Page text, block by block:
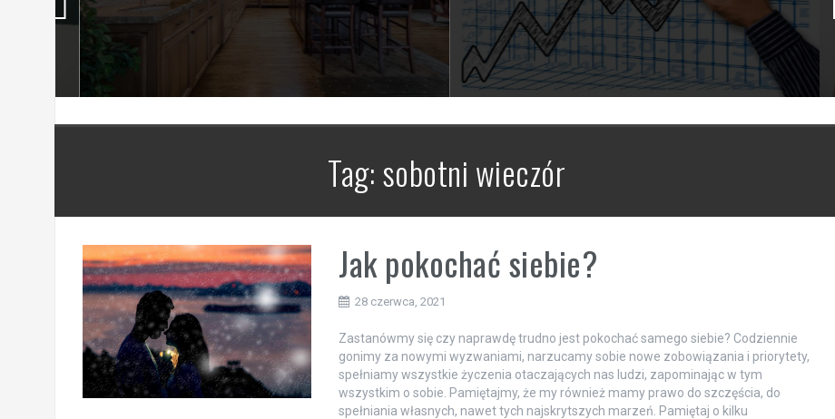
Tag:sobotni wieczór
Jak pokochać siebie?
28 czerwca, 2021
Zastanówmy się czy naprawdę trudno jest pokochać samego siebie? Codziennie
gonimy za nowymi wyzwaniami, narzucamy sobie nowe zobowiązania i priorytety,
spełniamy wszystkie życzenia otaczających nas ludzi, zapominając w tym
wszystkim o sobie. Pamiętajmy, że my również mamy prawo do szczęścia, do
spełniania własnych, nawet tych najskrytszych marzeń. Pamiętaj o kilku